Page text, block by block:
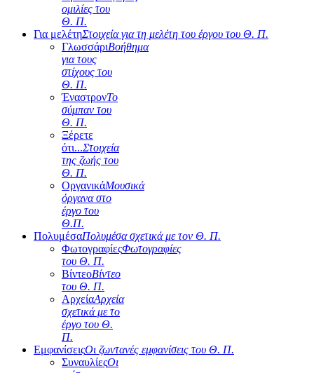
ομιλίες του
Θ. Π.
Για μελέτηΣτοιχεία για τη μελέτη του έργου του Θ. Π.
ΓλωσσάριΒοήθημα
για τους
στίχους του
Θ. Π.
ΈναστρονΤο
σύμπαν του
Θ. Π.
Ξέρετε
ότι...Στοιχεία
της ζωής του
Θ. Π.
ΟργανικάΜουσικά
όργανα στο
έργο του
Θ.Π.
ΠολυμέσαΠολυμέσα σχετικά με τον Θ. Π.
ΦωτογραφίεςΦωτογραφίες
του Θ. Π.
ΒίντεοΒίντεο
του Θ. Π.
ΑρχείαΑρχεία
σχετικά με το
έργο του Θ.
Π.
ΕμφανίσειςΟι ζωντανές εμφανίσεις του Θ. Π.
ΣυναυλίεςΟι